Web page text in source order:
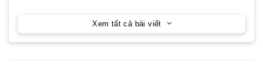
Xem tất cả bài viết